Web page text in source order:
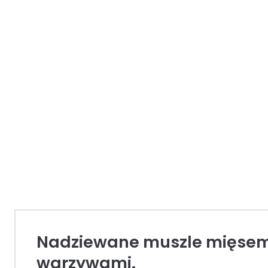
Nadziewane muszle
warzywami.